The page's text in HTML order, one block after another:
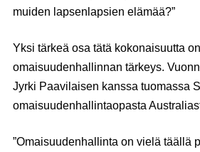
muiden lapsenlapsien elämää?”
Yksi tärkeä osa tätä kokonaisuutta on
omaisuudenhallinnan tärkeys.
Jyrki Paavilaisen kanssa tuomassa
omaisuudenhallintaopasta
”Omaisuudenhallinta on vielä täällä